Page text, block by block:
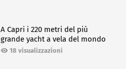
A Capri i 220 metri del più
grande yacht a vela del mondo
18 visualizzazioni